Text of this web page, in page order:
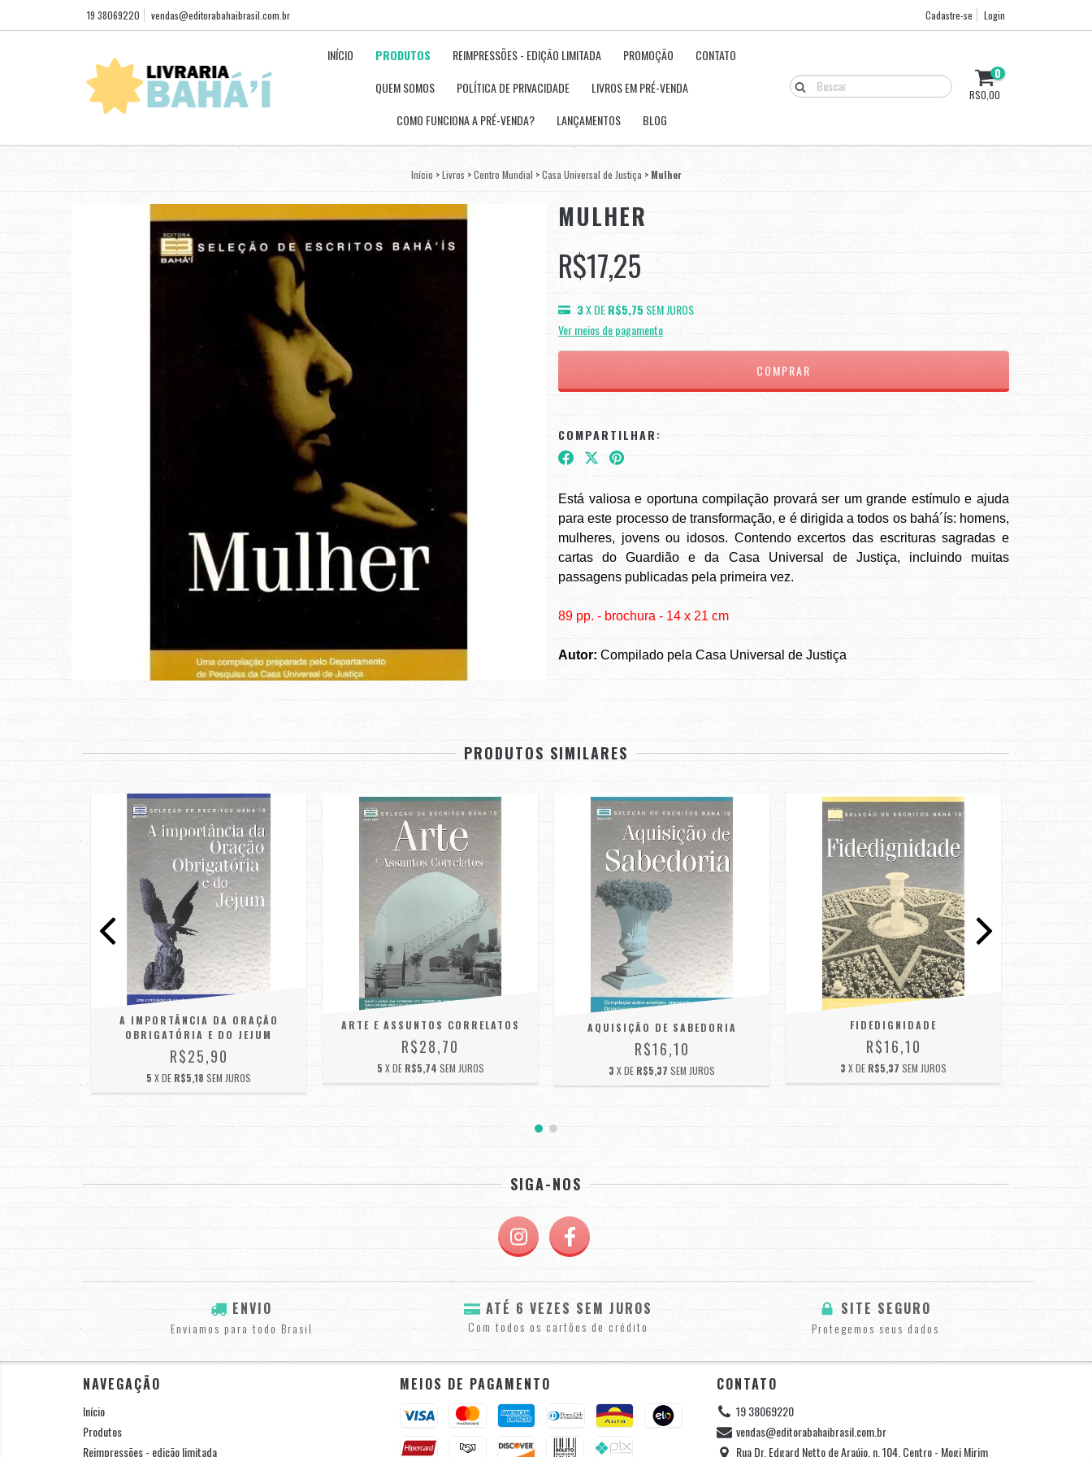
19 38069220 vendas@editorabahaibrasil.com.br Cadastre-se Login
INÍCIO PRODUTOS REIMPRESSÕES - EDIÇÃO LIMITADA PROMOÇÃO
CONTATO
QUEM SOMOS
POLÍTICA DE PRIVACIDADE
LIVROS EM PRÉ-VENDA
COMO FUNCIONA A PRÉ-VENDA?
LANÇAMENTOS BLOG
0
R$0,00
Início > Livros > Centro Mundial > Casa Universal de Justiça > Mulher
MULHER
R$17,25
3X DER$5,75 SEM JUROS
Ver meios de pagamento
COMPARTILHAR:
Está valiosa e oportuna compilação provará ser um grande estímulo e ajuda
para este processo de transformação, e é dirigida a todos os bahá´ís: homens,
mulheres, jovens ou idosos. Contendo excertos das escrituras sagradas e
cartas do Guardião e da Casa Universal de Justiça, incluindo muitas
passagens publicadas pela primeira vez.
89 pp. - brochura - 14 x 21 cm
Autor: Compilado pela Casa Universal de Justiça
PRODUTOS SIMILARES
A IMPORTÂNCIA DA ORAÇÃO
OBRIGATÓRIA E DO JEJUM
R$25,90
5 X DE R$5,18 SEM JUROS
ARTE E ASSUNTOS CORRELATOS
R$28,70
5 X DE R$5,74 SEM JUROS
AQUISIÇÃO DE SABEDORIA
R$16,10
3 X DE R$5,37 SEM JUROS
FIDEDIGNIDADE
R$16,10
3 X DE R$5,37 SEM JUROS
SIGA-NOS
ENVIO
Enviamos para todo Brasil
ATÉ 6 VEZES SEM JUROS
Com todos os cartões de crédito
SITE SEGURO
Protegemos seus dados
NAVEGAÇÃO
Início
Produtos
Reimpressões - edição limitada
MEIOS DE PAGAMENTO CONTATO
19 38069220
vendas@editorabahaibrasil.com.br
Rua Dr. Edgard Netto de Araújo, n. 104, Centro - Mogi Mirim